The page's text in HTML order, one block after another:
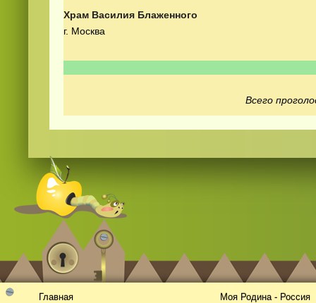
Храм Василия Блаженного
г. Москва
Всего
Главная
Моя Родина - Россия